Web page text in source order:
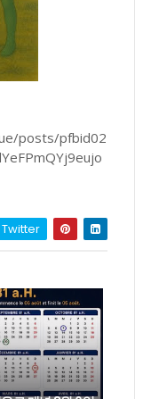
posts/pfbid02
Twitter